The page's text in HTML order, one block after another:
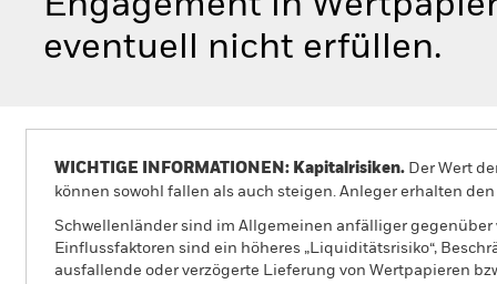
eventuell nicht erfüllen.
WICHTIGE INFORMATIONEN: Kapitalrisiken. Der Wert
können sowohl fallen als auch steigen. Anleger erhalten
Schwellenländer sind im Allgemeinen anfälliger
Einflussfaktoren sind ein höheres „Liquiditätsrisiko“,
ausfallende oder verzögerte Lieferung von Wertpapieren